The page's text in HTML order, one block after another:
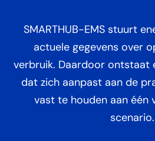
SMARTHUB-EMS stuurt
actuele gegevens over
verbruik. Daardoor ontstaat
dat zich aanpast aan de
vast te houden aan één
scenario.